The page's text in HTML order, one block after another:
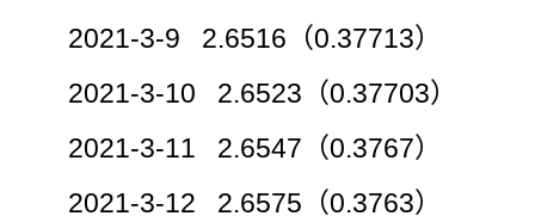
2021-3-9 2.6516（0.37713）
2021-3-10 2.6523（0.37703）
2021-3-11 2.6547（0.3767）
2021-3-12 2.6575（0.3763）